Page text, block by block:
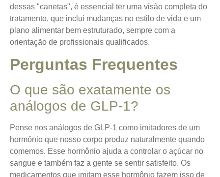
dessas "canetas", é essencial ter uma visão completa do
tratamento, que inclui mudanças no estilo de vida e um
plano alimentar bem estruturado, sempre com a
orientação de profissionais qualificados.
Perguntas Frequentes
O que são exatamente os
análogos de GLP-1?
Pense nos análogos de GLP-1 como imitadores de um
hormônio que nosso corpo produz naturalmente quando
comemos. Esse hormônio ajuda a controlar o açúcar no
sangue e também faz a gente se sentir satisfeito. Os
medicamentos que imitam esse hormônio fazem isso de